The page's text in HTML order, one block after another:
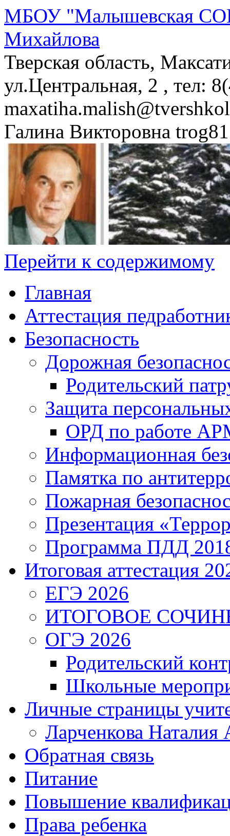
МБОУ "Малышевская
Михайлова
Тверская область,
ул.Центральная, 2 , тел:
Галина Викторовна
Перейти к содержимому
Главная
Аттестация
Безопасность
Дорожная
Родительский
Защита
ОРД по работе
Информационная
Памятка по
Пожарная
Презентация
Программа ПДД
Итоговая аттестация
ЕГЭ 2026
ИТОГОВОЕ
ОГЭ 2026
Родительский
Школьные
Личные страницы
Ларченкова Наталия
Обратная связь
Питание
Повышение
Права ребенка